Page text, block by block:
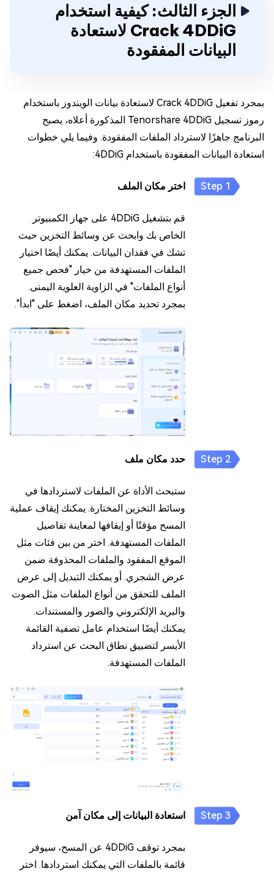
الجزء الثالث: كيفية استخدام
Crack 4DDiG لاستعادة
البيانات المفقودة
بمجرد تفعيل Crack 4DDiG لاستعادة بيانات الويندوز باستخدام
رموز تسجيل Tenorshare 4DDiG المذكورة أعلاه، يصبح
البرنامج جاهزًا لاسترداد الملفات المفقودة. وفيما يلي خطوات
استعادة البيانات المفقودة باستخدام 4DDiG:
اختر مكان الملف
قم بتشغيل 4DDiG على جهاز الكمبيوتر
الخاص بك وابحث عن وسائط التخزين حيث
تشك في فقدان البيانات. يمكنك أيضًا اختيار
الملفات المستهدفة من خيار "فحص جميع
أنواع الملفات" في الزاوية العلوية اليمنى.
بمجرد تحديد مكان الملف، اضغط على "ابدأ".
حدد مكان ملف
ستبحث الأداة عن الملفات لاستردادها في
وسائط التخزين المختارة. يمكنك إيقاف عملية
المسح مؤقتًا أو إيقافها لمعاينة تفاصيل
الملفات المستهدفة. اختر من بين فئات مثل
الموقع المفقود والملفات المحذوفة ضمن
عرض الشجري. أو يمكنك التبديل إلى عرض
الملف للتحقق من أنواع الملفات مثل الصوت
والبريد الإلكتروني والصور والمستندات.
يمكنك أيضًا استخدام عامل تصفية القائمة
الأيسر لتضييق نطاق البحث عن استرداد
الملفات المستهدفة.
استعادة البيانات إلى مكان آمن
بمجرد توقف 4DDiG عن المسح، سيوفر
قائمة بالملفات التي يمكنك استردادها. اختر